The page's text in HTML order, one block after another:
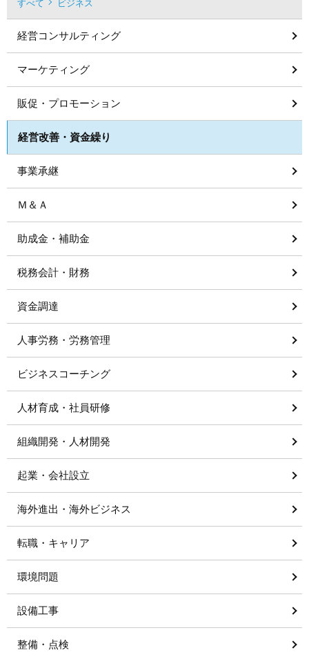
すべて ビジネス
経営コンサルティング
マーケティング
販促・プロモーション
経営改善・資金繰り
事業承継
Ｍ＆Ａ
助成金・補助金
税務会計・財務
資金調達
人事労務・労務管理
ビジネスコーチング
人材育成・社員研修
組織開発・人材開発
起業・会社設立
海外進出・海外ビジネス
転職・キャリア
環境問題
設備工事
整備・点検